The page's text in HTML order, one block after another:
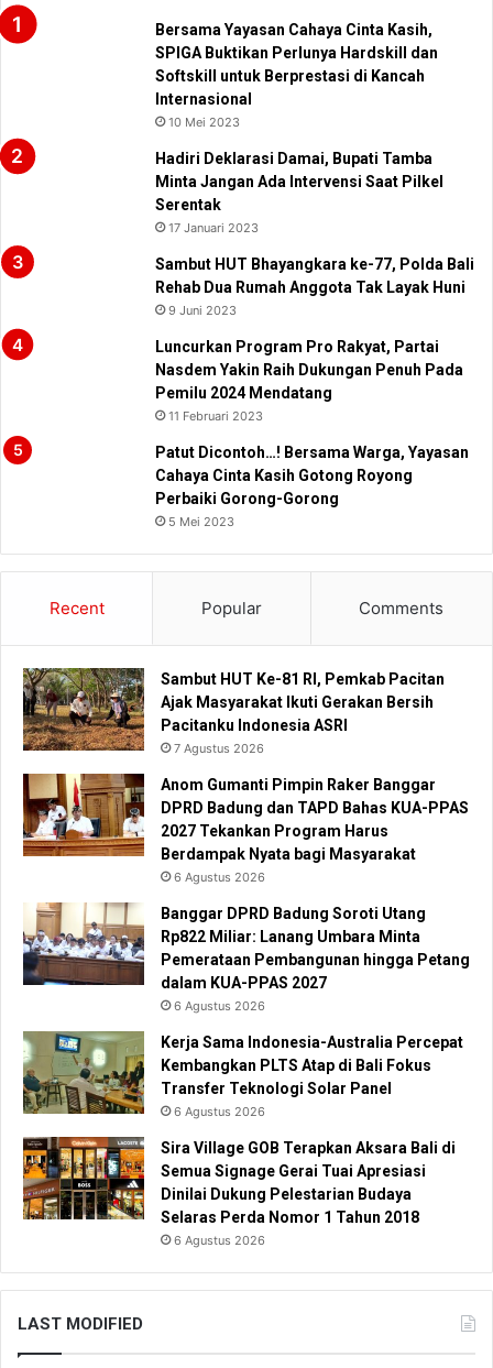
Bersama Yayasan Cahaya Cinta Kasih,
SPIGA Buktikan Perlunya Hardskill dan
Softskill untuk Berprestasi di Kancah
Internasional
10 Mei 2023
Hadiri Deklarasi Damai, Bupati Tamba
Minta Jangan Ada Intervensi Saat Pilkel
Serentak
17 Januari 2023
Sambut HUT Bhayangkara ke-77, Polda Bali
Rehab Dua Rumah Anggota Tak Layak Huni
9 Juni 2023
Luncurkan Program Pro Rakyat, Partai
Nasdem Yakin Raih Dukungan Penuh Pada
Pemilu 2024 Mendatang
11 Februari 2023
Patut Dicontoh…! Bersama Warga, Yayasan
Cahaya Cinta Kasih Gotong Royong
Perbaiki Gorong-Gorong
5 Mei 2023
Recent Popular Comments
Sambut HUT Ke-81 RI, Pemkab Pacitan
Ajak Masyarakat Ikuti Gerakan Bersih
Pacitanku Indonesia ASRI
7 Agustus 2026
Anom Gumanti Pimpin Raker Banggar
DPRD Badung dan TAPD Bahas KUA-PPAS
2027 Tekankan Program Harus
Berdampak Nyata bagi Masyarakat
6 Agustus 2026
Banggar DPRD Badung Soroti Utang
Rp822 Miliar: Lanang Umbara Minta
Pemerataan Pembangunan hingga Petang
dalam KUA-PPAS 2027
6 Agustus 2026
Kerja Sama Indonesia-Australia Percepat
Kembangkan PLTS Atap di Bali Fokus
Transfer Teknologi Solar Panel
6 Agustus 2026
Sira Village GOB Terapkan Aksara Bali di
Semua Signage Gerai Tuai Apresiasi
Dinilai Dukung Pelestarian Budaya
Selaras Perda Nomor 1 Tahun 2018
6 Agustus 2026
LAST MODIFIED